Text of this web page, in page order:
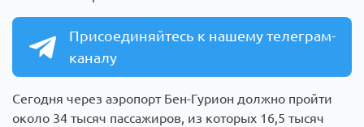
Присоединяйтесь к нашему телеграм-
каналу
Сегодня через аэропорт Бен-Гурион должно пройти
около 34 тысяч пассажиров, из которых 16,5 тысяч